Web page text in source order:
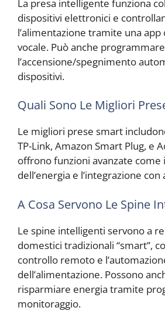
La presa intelligente funziona
dispositivi elettronici e
l’alimentazione tramite una app
vocale. Può anche programmare
l’accensione/spegnimento
dispositivi.
Quali Sono Le Migliori
Le migliori prese smart
TP-Link, Amazon Smart Plug, e
offrono funzioni avanzate
dell’energia e l’integrazione
A Cosa Servono Le Spine
Le spine intelligenti servono a
domestici tradizionali “smart”,
controllo remoto e
dell’alimentazione. Possono
risparmiare energia tramite
monitoraggio.